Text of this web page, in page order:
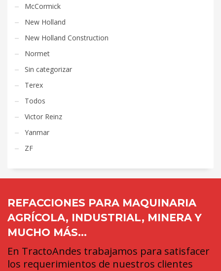
McCormick
New Holland
New Holland Construction
Normet
Sin categorizar
Terex
Todos
Victor Reinz
Yanmar
ZF
REFACCIONES PARA MAQUINARIA
AGRÍCOLA, INDUSTRIAL, MINERA Y
MUCHO MÁS...
En TractoAndes trabajamos para satisfacer
los requerimientos de nuestros clientes